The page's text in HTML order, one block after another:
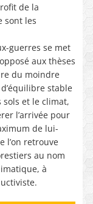
de la
sont les
guerres se met
aux thèses
du moindre
stable
sols et le climat,
l’arrivée pour
de lui-
l’on retrouve
au nom
à